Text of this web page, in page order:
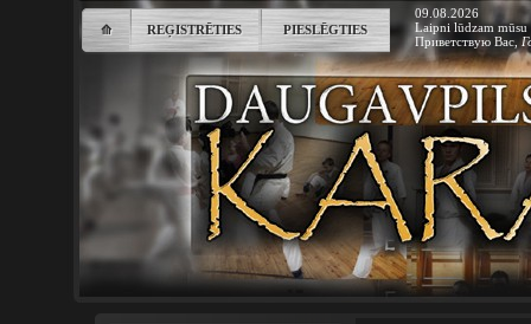
⟰ REĢISTRĒTIES PIESLĒGTIES
09.08.2026
Laipni lūdzam mūsu
Приветствую Вас ,